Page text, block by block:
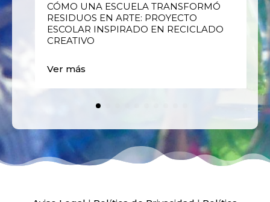
CÓMO UNA ESCUELA TRANSFORMÓ
RESIDUOS EN ARTE: PROYECTO
ESCOLAR INSPIRADO EN RECICLADO
CREATIVO
Ver más